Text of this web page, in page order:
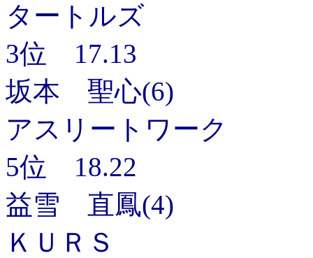
タートルズ
3位 17.13
坂本 聖心(6)
アスリートワーク
5位 18.22
益雪 直鳳(4)
ＫＵＲＳ